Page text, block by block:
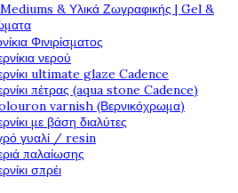
& Υλικά Ζωγραφικής | Gel &
Φινιρίσματος
νερού
ultimate glaze Cadence
πέτρας (aqua stone Cadence)
varnish (Βερνικόχρωμα)
με βάση διαλύτες
γυαλί / resin
παλαίωσης
σπρέι